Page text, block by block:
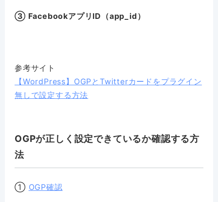
③ FacebookアプリID（app_id）
参考サイト
【WordPress】OGPとTwitterカードをプラグイン
無しで設定する方法
OGPが正しく設定できているか確認する方
法
① OGP確認